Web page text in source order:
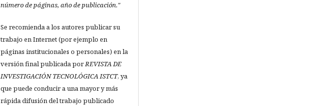
número de páginas, año de publicación."
Se recomienda a los autores publicar su
trabajo en Internet (por ejemplo en
páginas institucionales o personales) en la
versión final publicada porREVISTA DE
INVESTIGACIÓN TECNOLÓGICA ISTCT, ya
que puede conducir a una mayor y más
rápida difusión del trabajo publicado